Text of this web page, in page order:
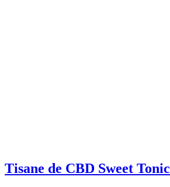
Tisane de CBD Sweet Tonic